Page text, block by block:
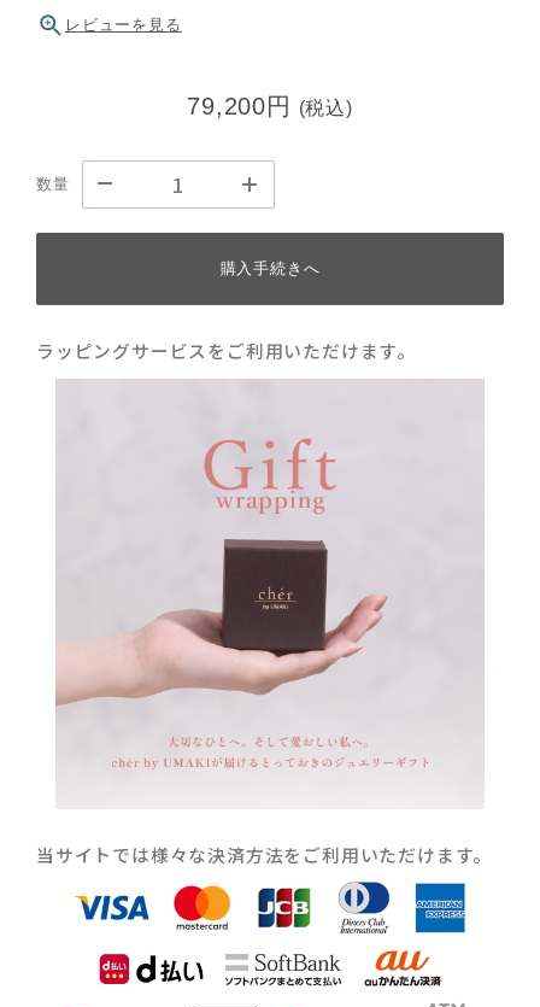
レビューを見る
79,200円 (税込)
数量
購入手続きへ
ラッピングサービスをご利用いただけます。
当サイトでは様々な決済方法をご利用いただけます。